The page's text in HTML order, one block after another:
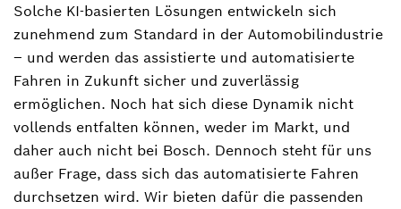
Solche KI-basierten Lösungen entwickeln sich
zunehmend zum Standard in der Automobilindustrie
– und werden das assistierte und automatisierte
Fahren in Zukunft sicher und zuverlässig
ermöglichen. Noch hat sich diese Dynamik nicht
vollends entfalten können, weder im Markt, und
daher auch nicht bei Bosch. Dennoch steht für uns
außer Frage, dass sich das automatisierte Fahren
durchsetzen wird. Wir bieten dafür die passenden